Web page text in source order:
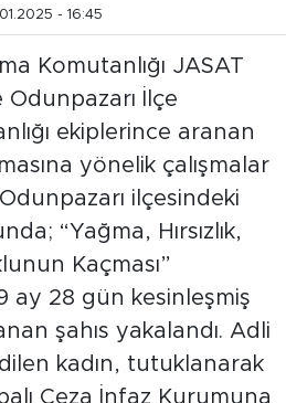
- 16:45
Komutanlığı JASAT
İlçe
ekiplerince aranan
yönelik çalışmalar
ilçesindeki
“Yağma, Hırsızlık,
Kaçması”
ay 28 gün kesinleşmiş
şahıs yakalandı. Adli
kadın, tutuklanarak
Ceza İnfaz Kurumuna